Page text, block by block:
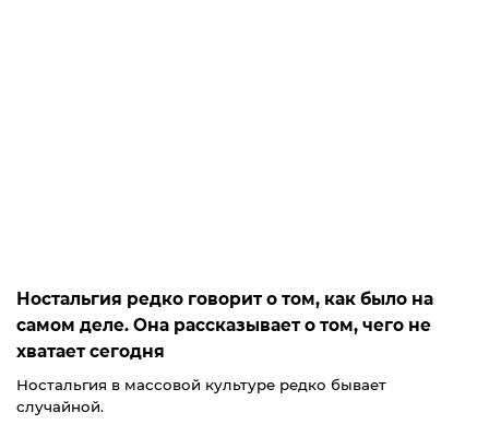
Ностальгия редко говорит о том, как было на
самом деле. Она рассказывает о том, чего не
хватает сегодня
Ностальгия в массовой культуре редко бывает
случайной.